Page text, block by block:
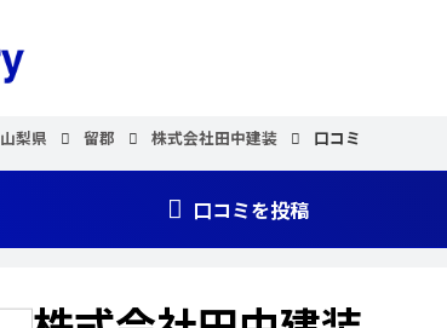
山梨県 留郡 株式会社田中建装 口コミ
口コミを投稿